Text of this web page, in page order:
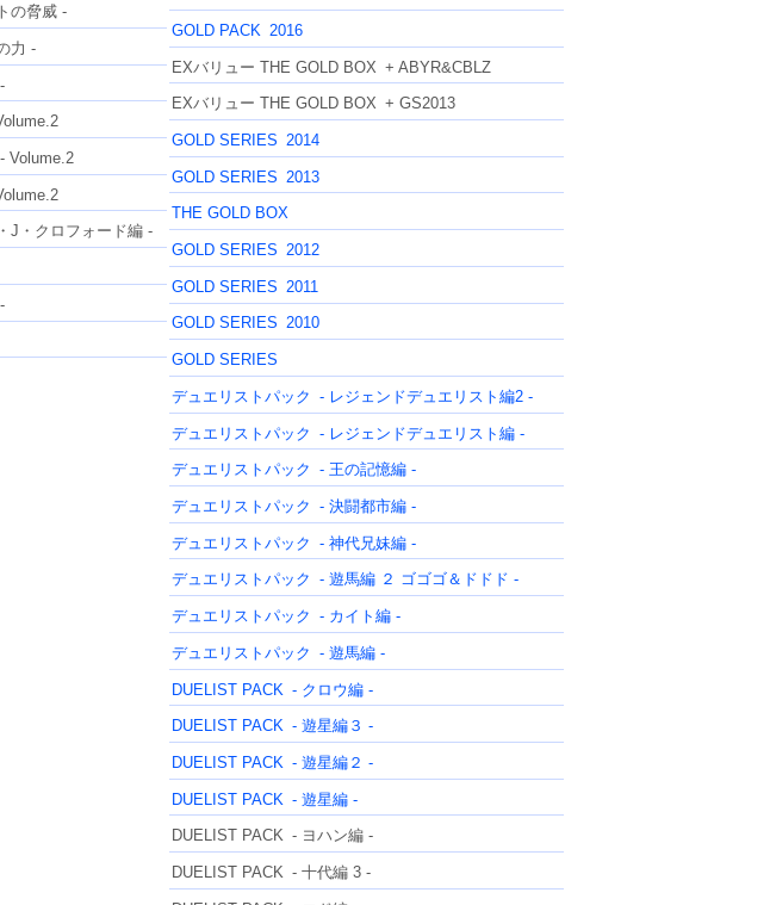
の脅威 -
力 -
Volume.2
J・クロフォード編 -
GOLD PACK 2016
EXバリュー THE GOLD BOX + ABYR&CBLZ
EXバリュー THE GOLD BOX + GS2013
GOLD SERIES 2014
GOLD SERIES 2013
THE GOLD BOX
GOLD SERIES 2012
GOLD SERIES 2011
GOLD SERIES 2010
GOLD SERIES
デュエリストパック - レジェンドデュエリスト編2 -
デュエリストパック - レジェンドデュエリスト編 -
デュエリストパック - 王の記憶編 -
デュエリストパック - 決闘都市編 -
デュエリストパック - 神代兄妹編 -
デュエリストパック - 遊馬編 ２ ゴゴゴ＆ドドド -
デュエリストパック - カイト編 -
デュエリストパック - 遊馬編 -
DUELIST PACK - クロウ編 -
DUELIST PACK - 遊星編３ -
DUELIST PACK - 遊星編２ -
DUELIST PACK - 遊星編 -
DUELIST PACK - ヨハン編 -
DUELIST PACK - 十代編 3 -